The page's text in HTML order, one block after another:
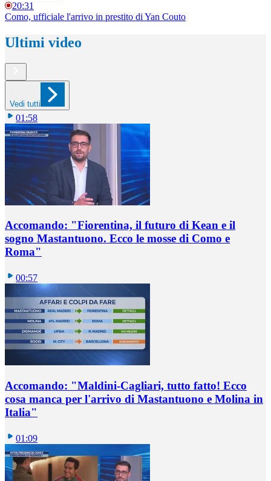
20:31
Como, ufficiale l'arrivo in prestito di Yan Couto
Ultimi video
Vedi tutti
01:58
Accomando: "Fiorentina, il futuro di Kean e il
sogno Mastantuono. Ecco le mosse di Como e
Roma"
00:57
Accomando: "Maldini-Cagliari, tutto fatto! Ecco
cosa manca per l'arrivo di Mastantuono e Molina in
Italia"
01:09